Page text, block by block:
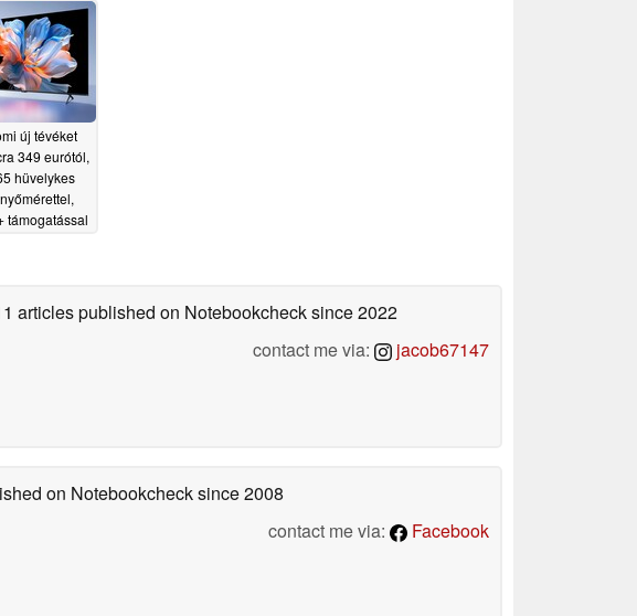
új tévéket
349 eurótól,
hüvelykes
támogatással
articles published on Notebookchecksince 2022
contact me via:
jacob67147
on Notebookchecksince 2008
contact me via:
Facebook